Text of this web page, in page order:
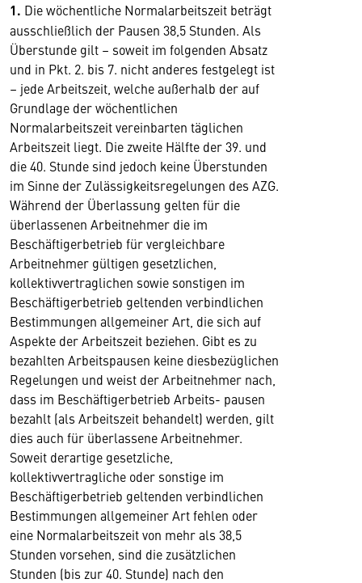
1. Die wöchentliche Normalarbeitszeit beträgt
ausschließlich der Pausen 38,5 Stunden. Als
Überstunde gilt – soweit im folgenden Absatz
und in Pkt. 2. bis 7. nicht anderes festgelegt ist
– jede Arbeitszeit, welche außerhalb der auf
Grundlage der wöchentlichen
Normalarbeitszeit vereinbarten täglichen
Arbeitszeit liegt. Die zweite Hälfte der 39. und
die 40. Stunde sind jedoch keine Überstunden
im Sinne der Zulässigkeitsregelungen des AZG.
Während der Überlassung gelten für die
überlassenen Arbeitnehmer die im
Beschäftigerbetrieb für vergleichbare
Arbeitnehmer gültigen gesetzlichen,
kollektivvertraglichen sowie sonstigen im
Beschäftigerbetrieb geltenden verbindlichen
Bestimmungen allgemeiner Art, die sich auf
Aspekte der Arbeitszeit beziehen. Gibt es zu
bezahlten Arbeitspausen keine diesbezüglichen
Regelungen und weist der Arbeitnehmer nach,
dass im Beschäftigerbetrieb Arbeits- pausen
bezahlt (als Arbeitszeit behandelt) werden, gilt
dies auch für überlassene Arbeitnehmer.
Soweit derartige gesetzliche,
kollektivvertragliche oder sonstige im
Beschäftigerbetrieb geltenden verbindlichen
Bestimmungen allgemeiner Art fehlen oder
eine Normalarbeitszeit von mehr als 38,5
Stunden vorsehen, sind die zusätzlichen
Stunden (bis zur 40. Stunde) nach den